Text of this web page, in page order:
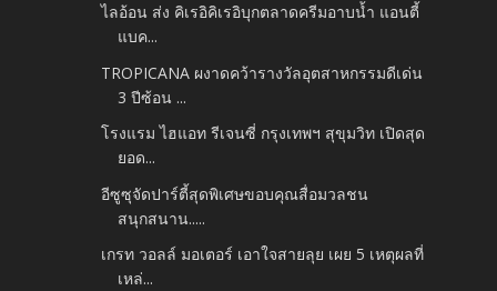
ไลอ้อน ส่ง คิเรอิคิเรอิบุกตลาดครีมอาบน้ำ แอนตี้
แบค...
TROPICANA ผงาดคว้ารางวัลอุตสาหกรรมดีเด่น
3 ปีซ้อน ...
โรงแรม ไฮแอท รีเจนซี่ กรุงเทพฯ สุขุมวิท เปิดสุด
ยอด...
อีซูซุจัดปาร์ตี้สุดพิเศษขอบคุณสื่อมวลชน
สนุกสนาน.....
เกรท วอลล์ มอเตอร์ เอาใจสายลุย เผย 5 เหตุผลที่
เหล่...